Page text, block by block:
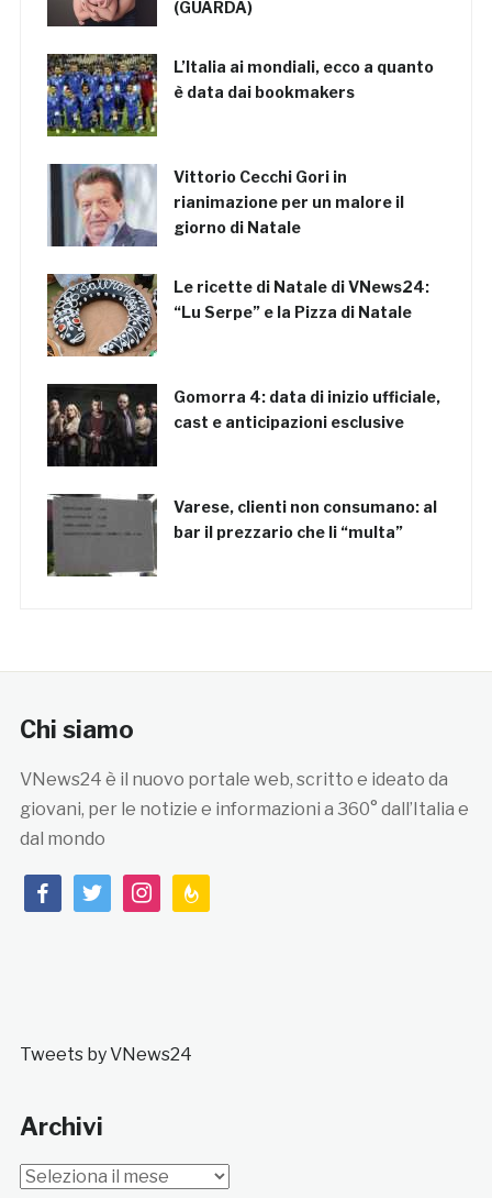
(GUARDA)
L’Italia ai mondiali, ecco a quanto
è data dai bookmakers
Vittorio Cecchi Gori in
rianimazione per un malore il
giorno di Natale
Le ricette di Natale di VNews24:
“Lu Serpe” e la Pizza di Natale
Gomorra 4: data di inizio ufficiale,
cast e anticipazioni esclusive
Varese, clienti non consumano: al
bar il prezzario che li “multa”
Chi siamo
VNews24 è il nuovo portale web, scritto e ideato da
giovani, per le notizie e informazioni a 360° dall’Italia e
dal mondo
facebooktwitterinstagramfeedburner
Tweets by VNews24
Archivi
Archivi